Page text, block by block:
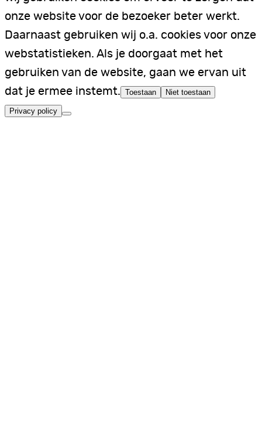
onze website voor de bezoeker beter werkt.
Daarnaast gebruiken wij o.a. cookies voor onze
webstatistieken. Als je doorgaat met het
gebruiken van de website, gaan we ervan uit
dat je ermee instemt. Toestaan Niet toestaan
Privacy policy